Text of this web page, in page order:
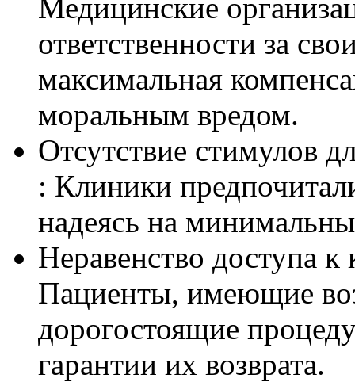
Медицинские
ответственности за
максимальная
моральным вредом.
Отсутствие стимулов
: Клиники
надеясь на
Неравенство доступа
Пациенты, имеющие
дорогостоящие
гарантии их возврата.